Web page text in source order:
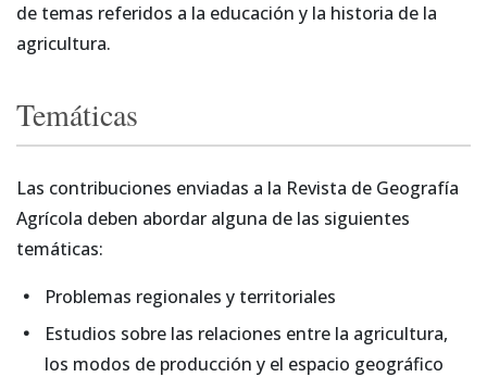
de temas referidos a la educación y la historia de la
agricultura.
Temáticas
Las contribuciones enviadas a la Revista de Geografía
Agrícola deben abordar alguna de las siguientes
temáticas:
Problemas regionales y territoriales
Estudios sobre las relaciones entre la agricultura,
los modos de producción y el espacio geográfico